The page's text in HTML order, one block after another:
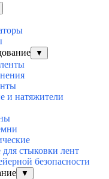
▼
и натяжители
стыковки лент
безопасности
▼